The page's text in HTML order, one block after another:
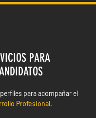
PARA
para acompañar el
Profesional.